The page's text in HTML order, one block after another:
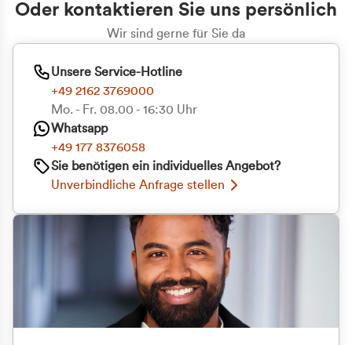
Oder kontaktieren Sie uns persönlich
Wir sind gerne für Sie da
Unsere Service-Hotline
+49 2162 3769000
Mo. - Fr. 08.00 - 16:30 Uhr
Whatsapp
+49 177 8376058
Sie benötigen ein individuelles Angebot?
Unverbindliche Anfrage stellen